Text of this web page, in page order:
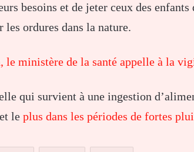
besoins et de jeter ceux des enfants
les ordures dans la nature.
le ministère de la santé appelle à la
qui survient à une ingestion
le plus dans les périodes de fortes